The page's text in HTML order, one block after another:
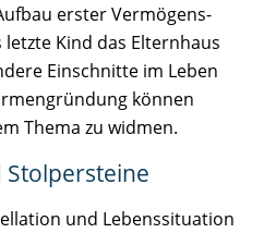
ers­ter Ver­mö­gens­
Kind das Eltern­haus
Ein­schnit­te im Leben
kön­nen
The­ma zu widmen.
Stolpersteine
und Lebens­si­tua­ti­on